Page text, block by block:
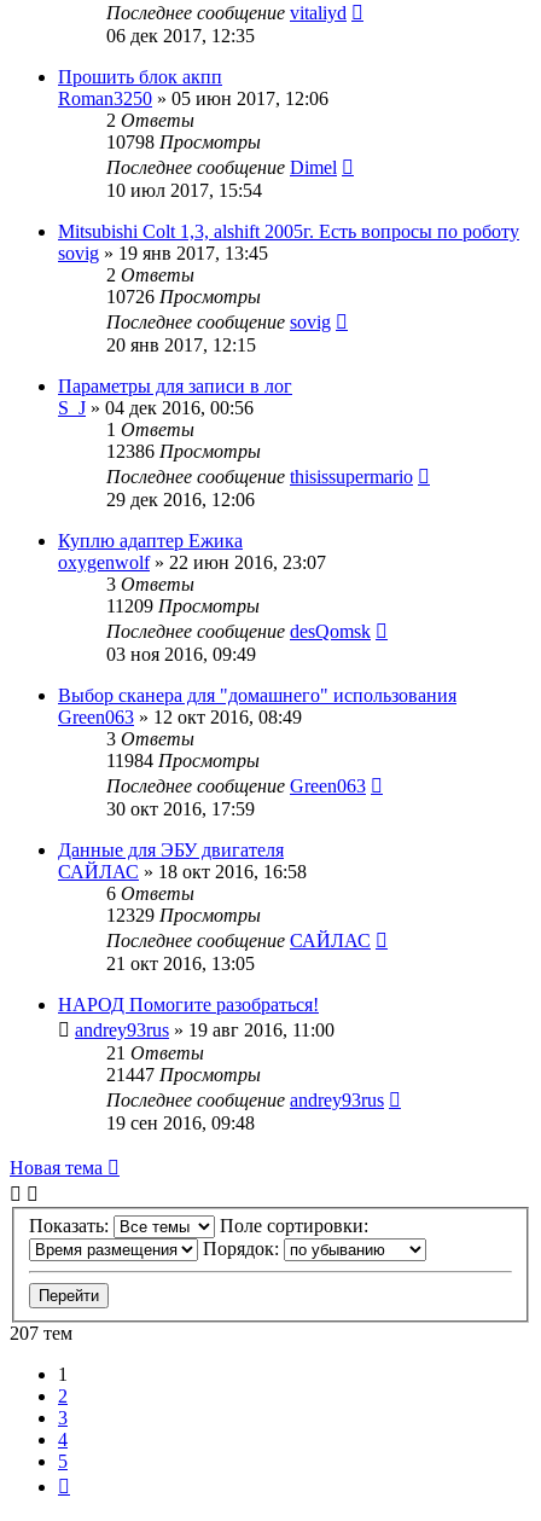
Последнее сообщение vitaliyd
06 дек 2017, 12:35
Прошить блок акпп
Roman3250 » 05 июн 2017, 12:06
2 Ответы
10798 Просмотры
Последнее сообщение Dimel
10 июл 2017, 15:54
Mitsubishi Colt 1,3, alshift 2005г. Есть вопросы по роботу
sovig » 19 янв 2017, 13:45
2 Ответы
10726 Просмотры
Последнее сообщение sovig
20 янв 2017, 12:15
Параметры для записи в лог
S_J » 04 дек 2016, 00:56
1 Ответы
12386 Просмотры
Последнее сообщение thisissupermario
29 дек 2016, 12:06
Куплю адаптер Ежика
oxygenwolf» 22 июн 2016, 23:07
3 Ответы
11209 Просмотры
Последнее сообщение desQomsk
03 ноя 2016, 09:49
Выбор сканера для "домашнего" использования
Green063 » 12 окт 2016, 08:49
3 Ответы
11984 Просмотры
Последнее сообщение Green063
30 окт 2016, 17:59
Данные для ЭБУ двигателя
САЙЛАС » 18 окт 2016, 16:58
6 Ответы
12329 Просмотры
Последнее сообщение САЙЛАС
21 окт 2016, 13:05
НАРОД Помогите разобраться!
andrey93rus » 19 авг 2016, 11:00
21 Ответы
21447 Просмотры
Последнее сообщение andrey93rus
19 сен 2016, 09:48
Новая тема
Показать:
Поле сортировки:
Порядок:
207 тем
1
2
3
4
5